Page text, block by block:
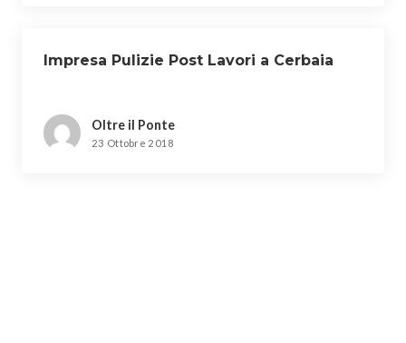
Impresa Pulizie Post Lavori a Cerbaia
Oltre il Ponte
23 Ottobre 2018